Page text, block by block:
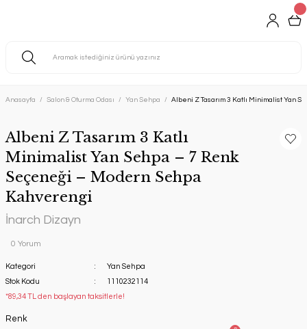
Anasayfa Salon & Oturma Odası Yan Sehpa Albeni Z Tasarım 3 Katlı Minimalist Yan
Albeni Z Tasarım 3 Katlı
Minimalist Yan Sehpa – 7 Renk
Seçeneği – Modern Sehpa
Kahverengi
İnarch Dizayn
0 Yorum
Kategori
Yan Sehpa
Stok Kodu
1110232114
*89,34 TL den başlayan taksitlerle!
Renk